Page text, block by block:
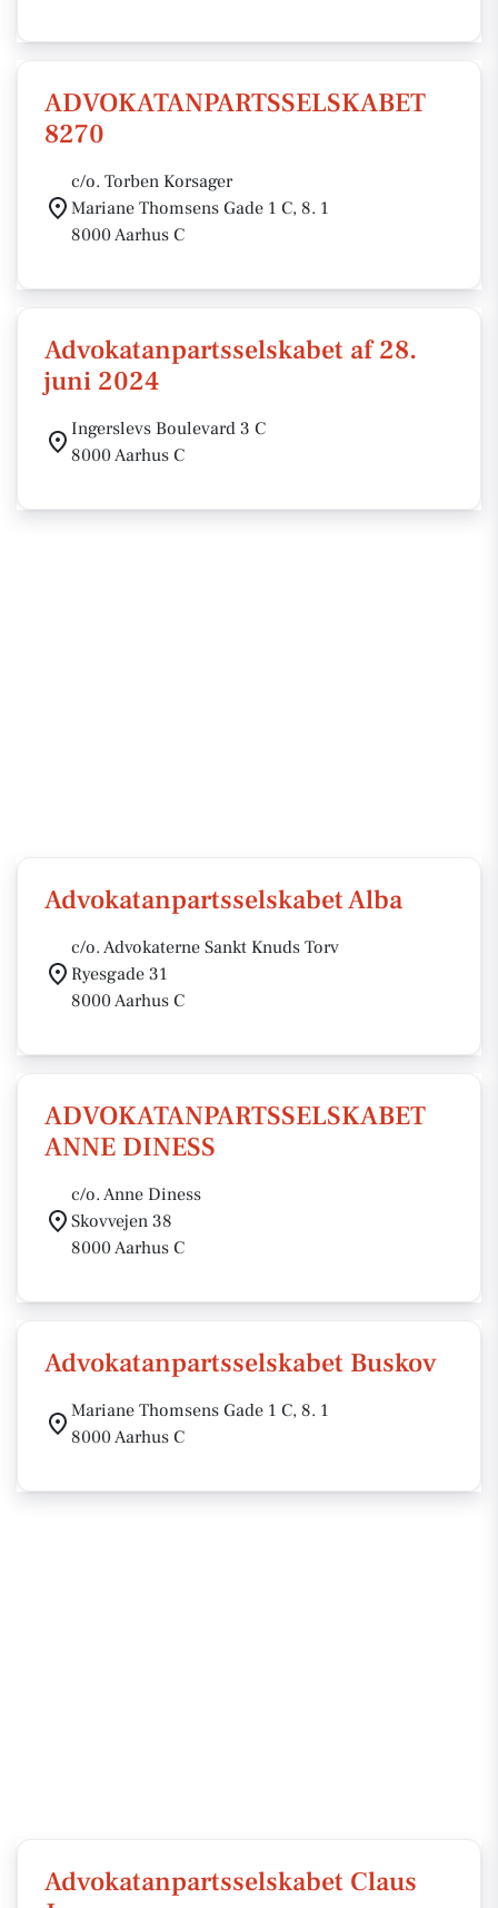
ADVOKATANPARTSSELSKABET
8270
c/o. Torben Korsager
Mariane Thomsens Gade 1 C, 8. 1
8000 Aarhus C
Advokatanpartsselskabet af 28.
juni 2024
Ingerslevs Boulevard 3 C
8000 Aarhus C
Advokatanpartsselskabet Alba
c/o. Advokaterne Sankt Knuds Torv
Ryesgade 31
8000 Aarhus C
ADVOKATANPARTSSELSKABET
ANNE DINESS
c/o. Anne Diness
Skovvejen 38
8000 Aarhus C
Advokatanpartsselskabet Buskov
Mariane Thomsens Gade 1 C, 8. 1
8000 Aarhus C
Advokatanpartsselskabet Claus